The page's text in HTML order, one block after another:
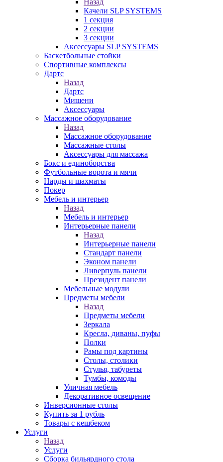
Назад
Качели SLP SYSTEMS
1 секция
2 секции
3 секции
Аксессуары SLP SYSTEMS
Баскетбольные стойки
Спортивные комплексы
Дартс
Назад
Дартс
Мишени
Аксессуары
Массажное оборудование
Назад
Массажное оборудование
Массажные столы
Аксессуары для массажа
Бокс и единоборства
Футбольные ворота и мячи
Нарды и шахматы
Покер
Мебель и интерьер
Назад
Мебель и интерьер
Интерьерные панели
Назад
Интерьерные панели
Стандарт панели
Эконом панели
Ливерпуль панели
Президент панели
Мебельные модули
Предметы мебели
Назад
Предметы мебели
Зеркала
Кресла, диваны, пуфы
Полки
Рамы под картины
Столы, столики
Стулья, табуреты
Тумбы, комоды
Уличная мебель
Декоративное освещение
Инверсионные столы
Купить за 1 рубль
Товары с кешбеком
Услуги
Назад
Услуги
Сборка бильярдного стола